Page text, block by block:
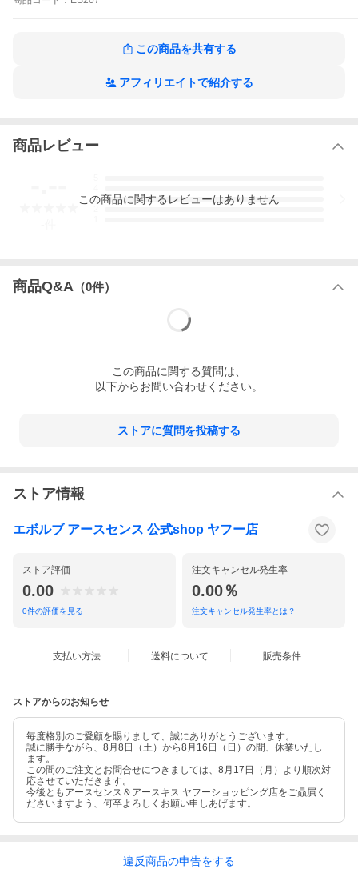
(中身を出し過ぎないようご注意ください。清潔な肌へご使用くだ
根油、ラベンダー花油、トコフェロール
この商品を共有する
アフィリエイトで紹介する
商品レビュー
3
この商品に関するレビューはありません
商品Q&A （0件）
この商品に関する質問は、
以下からお問い合わせください。
ストアに質問を投稿する
ストア情報
エボルブ アースセンス 公式shop ヤフー店
ストア評価
0.00
0件の評価を見る
注文キャンセル発生率
0.00％
注文キャンセル発生率とは？
支払い方法 送料について 販売条件
ストアからのお知らせ
毎度格別のご愛顧を賜りまして、誠にありがとうございます。
誠に勝手ながら、8月8日（土）から8月16日（日）の間、休業いたし
ます。
この間のご注文とお問合せにつきましては、8月17日（月）より順次対
応させていただきます。
今後ともアースセンス＆アースキス ヤフーショッピング店をご贔屓く
ださいますよう、何卒よろしくお願い申しあげます。
違反商品の申告をする